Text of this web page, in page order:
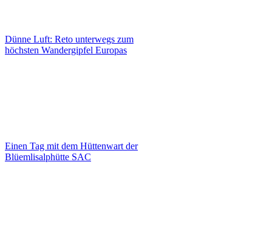
Dünne Luft: Reto unterwegs zum
höchsten Wandergipfel Europas
Einen Tag mit dem Hüttenwart der
Blüemlisalphütte SAC